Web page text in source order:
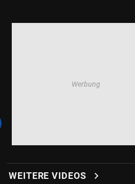
WEITERE VIDEOS chevron_right